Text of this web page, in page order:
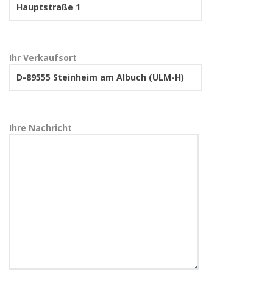
Ihr Verkaufsort
Ihre Nachricht